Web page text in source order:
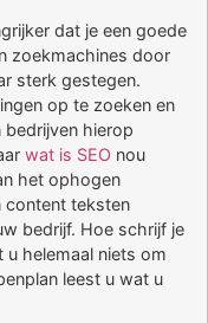
dat je een goede
zoekmachines door
sterk gestegen.
op te zoeken en
hierop
wat is SEO nou
het ophogen
content teksten
bedrijf. Hoe schrijf je
u helemaal niets om
leest u wat u